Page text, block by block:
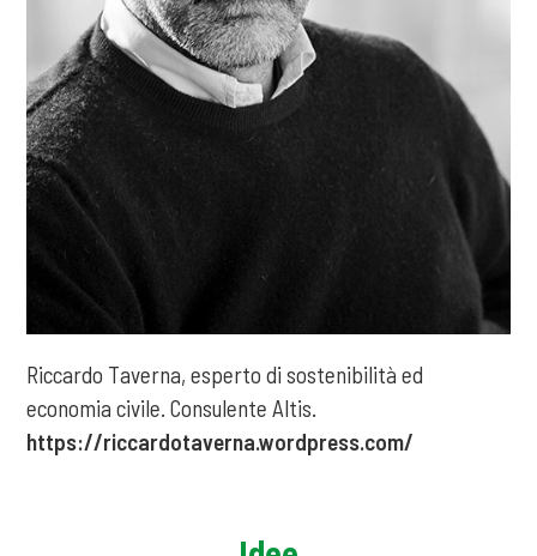
Riccardo Taverna, esperto di sostenibilità ed
economia civile. Consulente Altis.
https://riccardotaverna.wordpress.com/